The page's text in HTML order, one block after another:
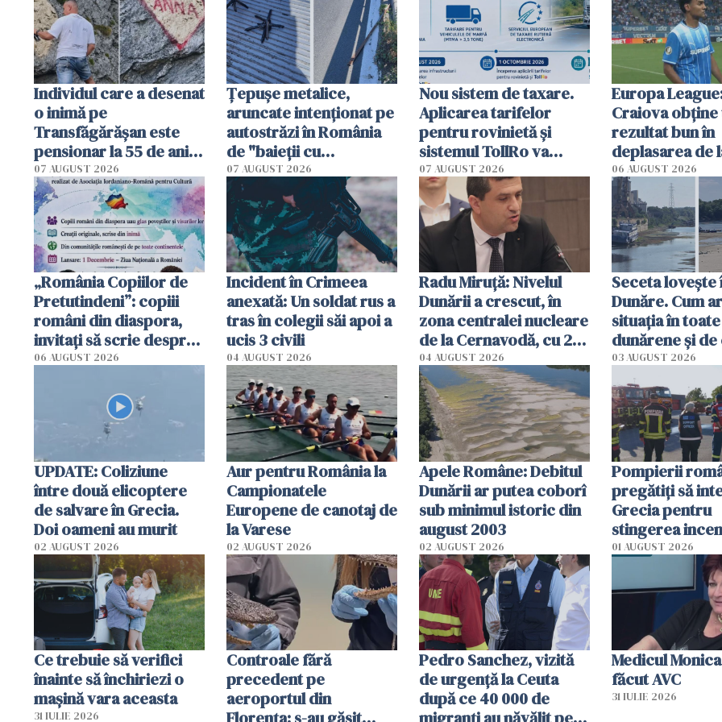
Individul care a desenat
o inimă pe
Transfăgărășan este
pensionar la 55 de ani.
Poliția l-a identificat
07 AUGUST 2026
Țepușe metalice,
aruncate intenționat pe
autostrăzi în România
de "baieții cu
platforme": "Mi-au
cerut 1200 lei să mă
tracteze"
07 AUGUST 2026
Nou sistem de taxare.
Aplicarea tarifelor
pentru rovinietă şi
sistemul TollRo va
începe la 1 octombrie
07 AUGUST 2026
Europa
Craiova obține
rezultat bun în
deplasarea de
06 AUGUST 2026
„România Copiilor de
Pretutindeni”: copiii
români din diaspora,
invitați să scrie despre
România într-un volum
06 AUGUST 2026
Incident în Crimeea
anexată: Un soldat rus a
tras în colegii săi apoi a
ucis 3 civili
04 AUGUST 2026
Radu Miruţă: Nivelul
Dunării a crescut, în
zona centralei nucleare
de la Cernavodă, cu 2
cm faţă de ziua trecută
04 AUGUST 2026
Seceta
Dunăre. Cum
situația în
dunărene și de
România
efectele, deși a
în iulie
03 AUGUST 2026
UPDATE: Coliziune
între două elicoptere
de salvare în Grecia.
Doi oameni au murit
02 AUGUST 2026
Aur pentru România la
Campionatele
Europene de canotaj de
la Varese
02 AUGUST 2026
Apele Române: Debitul
Dunării ar putea coborî
sub minimul istoric din
august 2003
02 AUGUST 2026
Pompierii
pregătiţi să
Grecia pentru
stingerea
01 AUGUST 2026
Ce trebuie să verifici
înainte să închiriezi o
mașină vara aceasta
31 IULIE 2026
Controale fără
precedent pe
aeroportul din
Pedro Sanchez, vizită
de urgență la Ceuta
după ce 40 000 de
Medicul
făcut AVC
31 IULIE 2026